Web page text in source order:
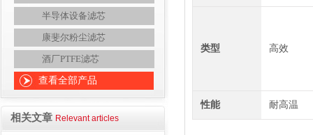
半导体设备滤芯
康斐尔粉尘滤芯
酒厂PTFE滤芯
查看全部产品
相关文章 Relevant articles
类型 高效
性能 耐高温